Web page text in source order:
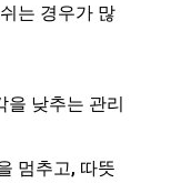
는 경우가 많
을 낮추는 관리
멈추고, 따뜻